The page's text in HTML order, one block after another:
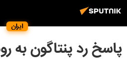
ایران
پاسخ رد پنتاگون به